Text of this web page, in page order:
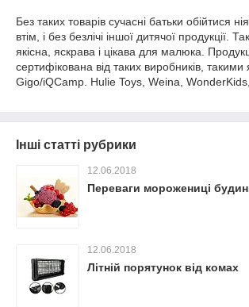
Без таких товарів сучасні батьки обійтися
втім, і без безлічі іншої дитячої продукції.
якісна, яскрава і цікава для малюка.
сертифікована від таких виробників, такими
Gigo/iQCamp. Hulie Toys, Weina, WonderKids,
Інші статті рубрики
12.06.2018
Переваги морожениці
12.06.2018
Літній порятунок від комах